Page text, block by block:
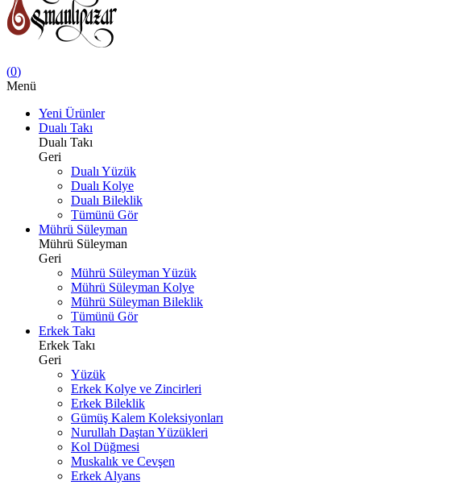
(0)
Menü
Yeni Ürünler
Dualı Takı
Dualı Takı
Geri
Dualı Yüzük
Dualı Kolye
Dualı Bileklik
Tümünü Gör
Mührü Süleyman
Mührü Süleyman
Geri
Mührü Süleyman Yüzük
Mührü Süleyman Kolye
Mührü Süleyman Bileklik
Tümünü Gör
Erkek Takı
Erkek Takı
Geri
Yüzük
Erkek Kolye ve Zincirleri
Erkek Bileklik
Gümüş Kalem Koleksiyonları
Nurullah Daştan Yüzükleri
Kol Düğmesi
Muskalık ve Cevşen
Erkek Alyans